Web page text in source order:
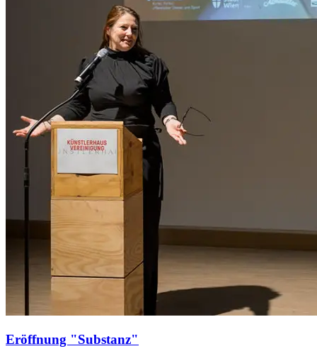
Eröffnung "Substanz"